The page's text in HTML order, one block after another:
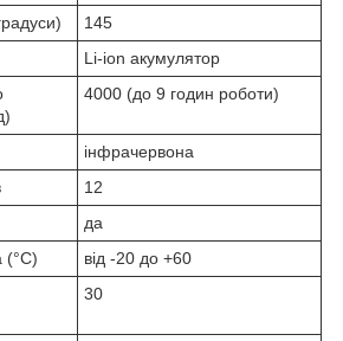
145
Li-ion акумулятор
4000 (до 9 годин роботи)
інфрачервона
12
да
(°C)
від -20 до +60
30